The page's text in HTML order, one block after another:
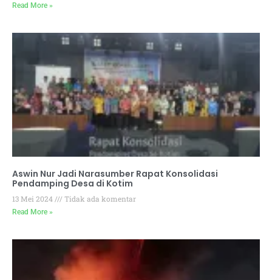
Read More »
Aswin Nur Jadi Narasumber Rapat Konsolidasi
Pendamping Desa di Kotim
13 Mei 2024 Tidak ada komentar
Read More »